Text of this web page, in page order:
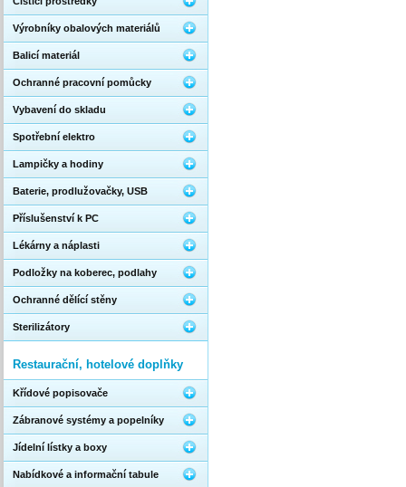
Výrobníky obalových materiálů
Balicí materiál
Ochranné pracovní pomůcky
Vybavení do skladu
Spotřební elektro
Lampičky a hodiny
Baterie, prodlužovačky, USB
Příslušenství k PC
Lékárny a náplasti
Podložky na koberec, podlahy
Ochranné dělící stěny
Sterilizátory
Restaurační, hotelové doplňky
Křídové popisovače
Zábranové systémy a popelníky
Jídelní lístky a boxy
Nabídkové a informační tabule